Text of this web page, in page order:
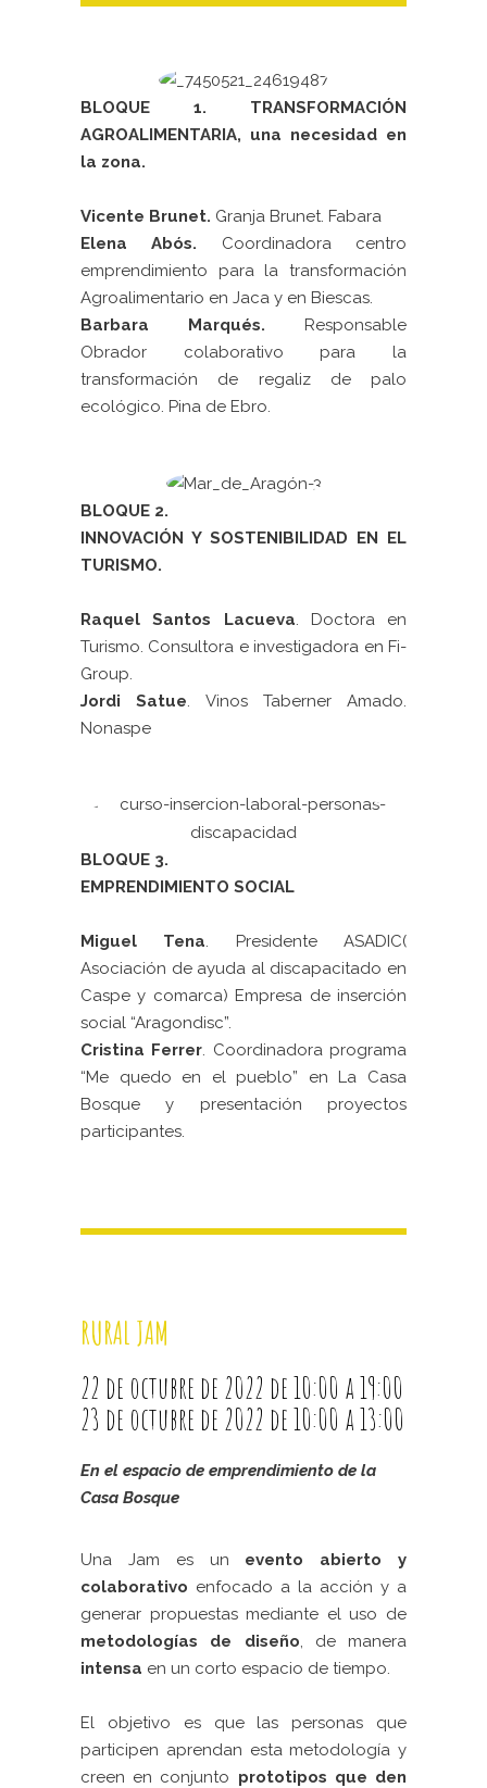
BLOQUE 1. TRANSFORMACIÓN
AGROALIMENTARIA, una necesidad en
la zona.
Vicente Brunet. Granja Brunet. Fabara
Elena Abós. Coordinadora centro
emprendimiento para la transformación
Agroalimentario en Jaca y en Biescas.
Barbara Marqués. Responsable
Obrador colaborativo para la
transformación de regaliz de palo
ecológico. Pina de Ebro.
BLOQUE 2.
INNOVACIÓN Y SOSTENIBILIDAD EN EL
TURISMO.
Raquel Santos Lacueva. Doctora en
Turismo. Consultora e investigadora en Fi-
Group.
Jordi Satue. Vinos Taberner Amado.
Nonaspe
BLOQUE 3.
EMPRENDIMIENTO SOCIAL
Miguel Tena. Presidente ASADIC(
Asociación de ayuda al discapacitado en
Caspe y comarca) Empresa de inserción
social “Aragondisc”.
Cristina Ferrer. Coordinadora programa
“Me quedo en el pueblo” en La Casa
Bosque y presentación proyectos
participantes.
RURAL JAM
22 de octubre de 2022 de 10:00 a 19:00
23 de octubre de 2022 de 10:00 a 13:00
En el espacio de emprendimiento de la
Casa Bosque
Una Jam es un evento abierto y
colaborativo enfocado a la acción y a
generar propuestas mediante el uso de
metodologías de diseño, de manera
intensa en un corto espacio de tiempo.
El objetivo es que las personas que
participen aprendan esta metodología y
creen en conjunto prototipos que den